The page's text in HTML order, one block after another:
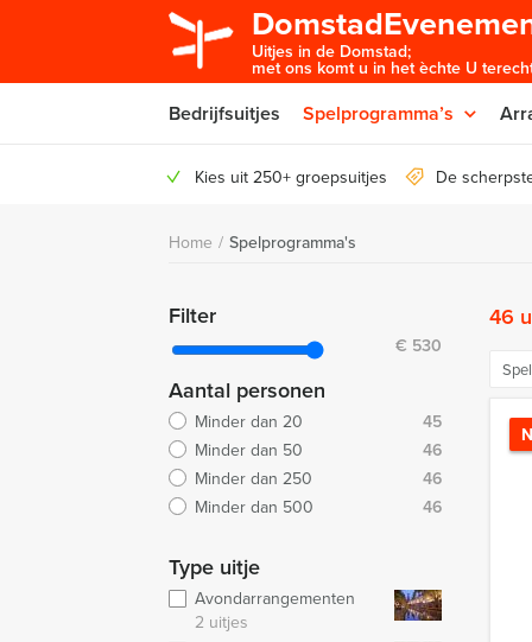
Uitjes in de Domstad;
met ons komt u in het èchte U
Bedrijfsuitjes Spelprogramma’s
Kies uit 250+ groepsuitjes De
Home / Spelprogramma's
Filter
€ 530
Aantal personen
Minder dan 20
45
Minder dan 50
46
Minder dan 250
46
Minder dan 500
46
Type uitje
Avondarrangementen
2 uitjes
46